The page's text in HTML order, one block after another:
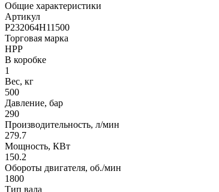
Общие характеристики
Артикул
P232064H11500
Торговая марка
HPP
В коробке
1
Вес, кг
500
Давление, бар
290
Производительность, л/мин
279.7
Мощность, КВт
150.2
Обороты двигателя, об./мин
1800
Тип вала